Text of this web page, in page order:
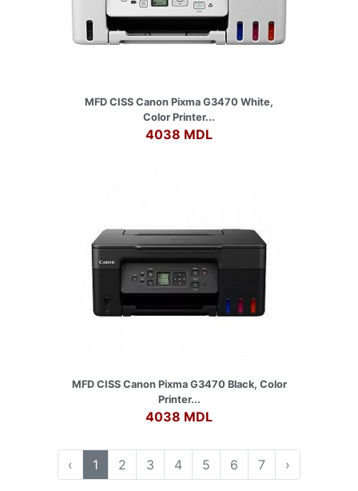
MFD CISS Canon Pixma G3470 White,
Color Printer...
4038 MDL
MFD CISS Canon Pixma G3470 Black, Color
Printer...
4038 MDL
‹ 1 2 3 4 5 6 7 ›